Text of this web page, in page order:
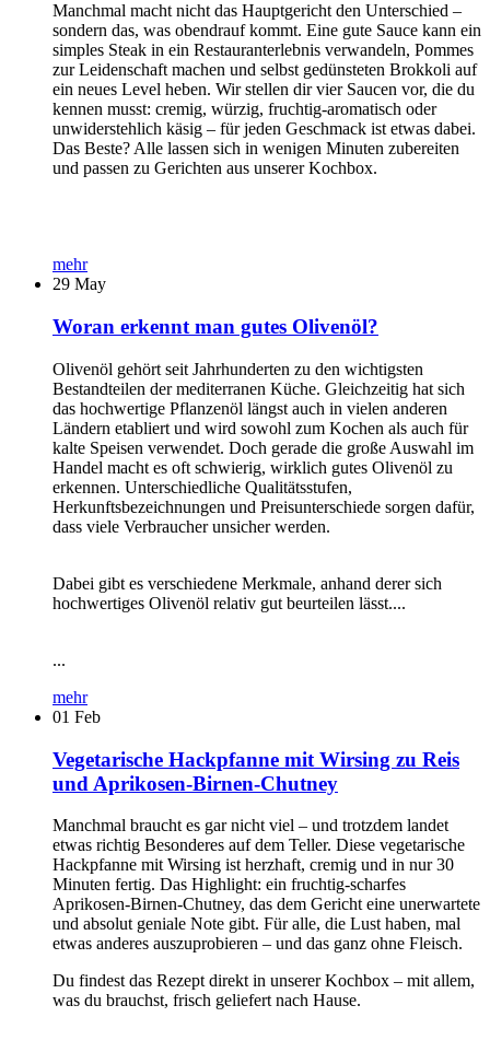
Manchmal macht nicht das Hauptgericht den Unterschied –
sondern das, was obendrauf kommt. Eine gute Sauce kann ein
simples Steak in ein Restauranterlebnis verwandeln, Pommes
zur Leidenschaft machen und selbst gedünsteten Brokkoli auf
ein neues Level heben. Wir stellen dir vier Saucen vor, die du
kennen musst: cremig, würzig, fruchtig-aromatisch oder
unwiderstehlich käsig – für jeden Geschmack ist etwas dabei.
Das Beste? Alle lassen sich in wenigen Minuten zubereiten
und passen zu Gerichten aus unserer Kochbox.
mehr
29 May
Woran erkennt man gutes Olivenöl?
Olivenöl gehört seit Jahrhunderten zu den wichtigsten
Bestandteilen der mediterranen Küche. Gleichzeitig hat sich
das hochwertige Pflanzenöl längst auch in vielen anderen
Ländern etabliert und wird sowohl zum Kochen als auch für
kalte Speisen verwendet. Doch gerade die große Auswahl im
Handel macht es oft schwierig, wirklich gutes Olivenöl zu
erkennen. Unterschiedliche Qualitätsstufen,
Herkunftsbezeichnungen und Preisunterschiede sorgen dafür,
dass viele Verbraucher unsicher werden.
Dabei gibt es verschiedene Merkmale, anhand derer sich
hochwertiges Olivenöl relativ gut beurteilen lässt....
...
mehr
01 Feb
Vegetarische Hackpfanne mit Wirsing zu Reis
und Aprikosen-Birnen-Chutney
Manchmal braucht es gar nicht viel – und trotzdem landet
etwas richtig Besonderes auf dem Teller. Diese vegetarische
Hackpfanne mit Wirsing ist herzhaft, cremig und in nur 30
Minuten fertig. Das Highlight: ein fruchtig-scharfes
Aprikosen-Birnen-Chutney, das dem Gericht eine unerwartete
und absolut geniale Note gibt. Für alle, die Lust haben, mal
etwas anderes auszuprobieren – und das ganz ohne Fleisch.
Du findest das Rezept direkt in unserer Kochbox – mit allem,
was du brauchst, frisch geliefert nach Hause.